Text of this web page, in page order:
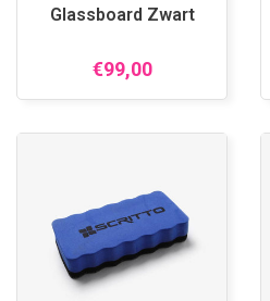
Glassboard Zwart
€99,00